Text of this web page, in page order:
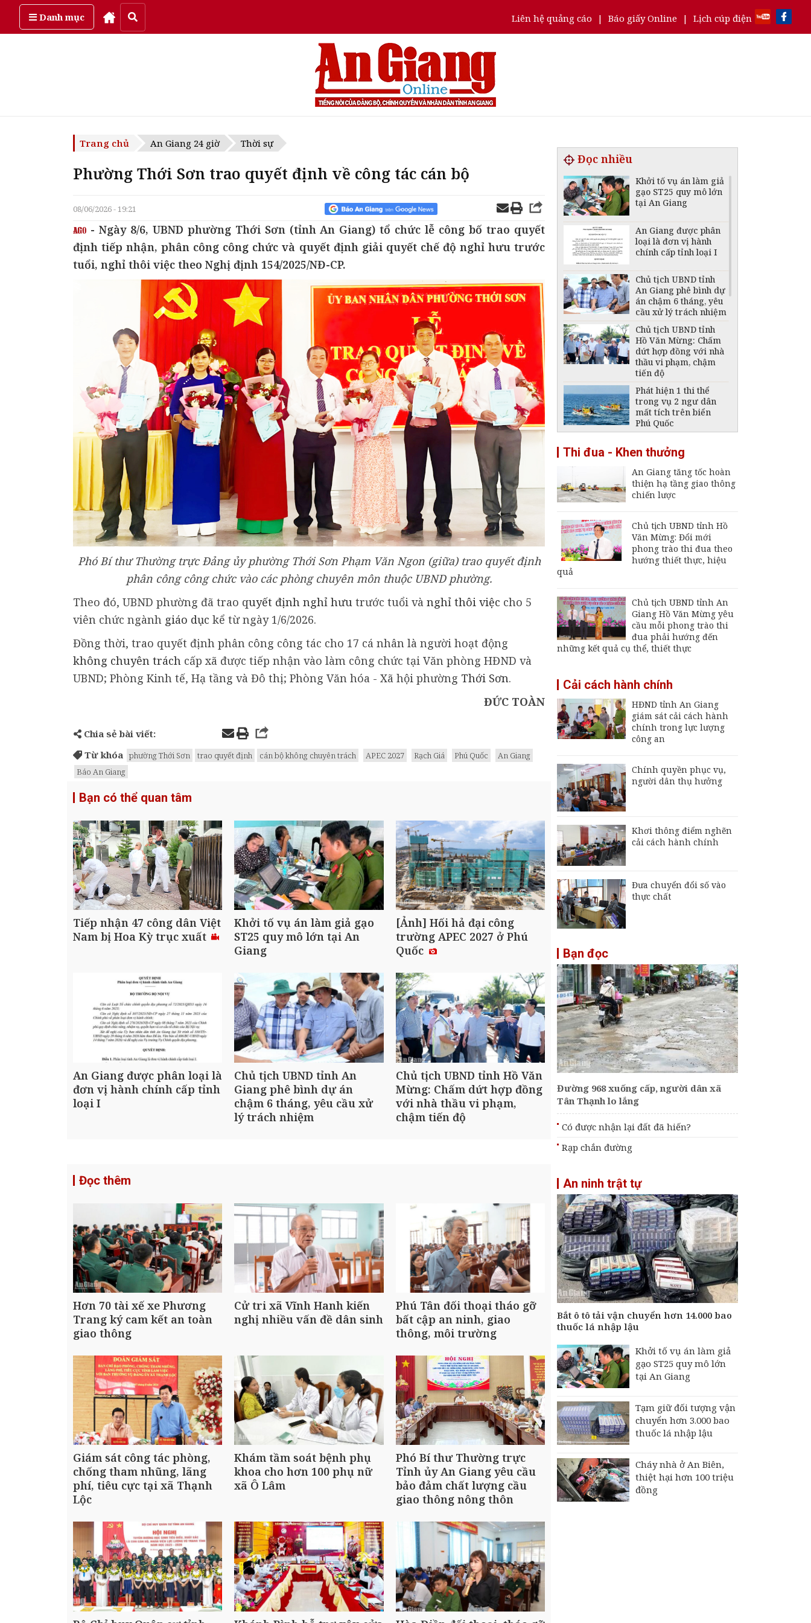
Danh mục Liên hệ quảng cáo | Báo giấy Online | Lịch cúp điện
Thứ sáu, ngày 7/08/2026
Trang chủ An Giang 24 giờ Thời sự
Phường Thới Sơn trao quyết định về công tác cán bộ
08/06/2026 - 19:21
- Ngày 8/6, UBND phường Thới Sơn (tỉnh An Giang) tổ chức lễ công bố trao quyết
định tiếp nhận, phân công công chức và quyết định giải quyết chế độ nghỉ hưu trước
tuổi, nghỉ thôi việc theo Nghị định 154/2025/NĐ-CP.
Phó Bí thư Thường trực Đảng ủy phường Thới Sơn Phạm Văn Ngon (giữa) trao quyết định
phân công công chức vào các phòng chuyên môn thuộc UBND phường.
Theo đó, UBND phường đã trao quyết định nghỉ hưu trước tuổi và nghỉ thôi việc cho 5
viên chức ngành giáo dục kể từ ngày 1/6/2026.
Đồng thời, trao quyết định phân công công tác cho 17 cá nhân là người hoạt động
không chuyên trách cấp xã được tiếp nhận vào làm công chức tại Văn phòng HĐND và
UBND; Phòng Kinh tế, Hạ tầng và Đô thị; Phòng Văn hóa - Xã hội phường Thới Sơn.
ĐỨC TOÀN
Chia sẻ bài viết:
Từ khóa
phường Thới Sơn trao quyết định cán bộ không chuyên trách APEC 2027 Rạch Giá Phú Quốc
An Giang
Báo An Giang
Bạn có thể quan tâm
Tiếp nhận 47 công dân Việt
Nam bị Hoa Kỳ trục xuất
Khởi tố vụ án làm giả gạo
ST25 quy mô lớn tại An
Giang
[Ảnh] Hối hả đại công
trường APEC 2027 ở Phú
Quốc
An Giang được phân loại là
đơn vị hành chính cấp tỉnh
loại I
Chủ tịch UBND tỉnh An
Giang phê bình dự án
chậm 6 tháng, yêu cầu xử
lý trách nhiệm
Chủ tịch UBND tỉnh Hồ Văn
Mừng: Chấm dứt hợp đồng
với nhà thầu vi phạm,
chậm tiến độ
Đọc thêm
Hơn 70 tài xế xe Phương
Trang ký cam kết an toàn
giao thông
Cử tri xã Vĩnh Hanh kiến
nghị nhiều vấn đề dân sinh
Phú Tân đối thoại tháo gỡ
bất cập an ninh, giao
thông, môi trường
Giám sát công tác phòng,
chống tham nhũng, lãng
phí, tiêu cực tại xã Thạnh
Lộc
Khám tầm soát bệnh phụ
khoa cho hơn 100 phụ nữ
xã Ô Lâm
Phó Bí thư Thường trực
Tỉnh ủy An Giang yêu cầu
bảo đảm chất lượng cầu
giao thông nông thôn
Đọc nhiều
Khởi tố vụ án làm giả
gạo ST25 quy mô lớn
tại An Giang
An Giang được phân
loại là đơn vị hành
chính cấp tỉnh loại I
Chủ tịch UBND tỉnh
An Giang phê bình dự
án chậm 6 tháng, yêu
cầu xử lý trách nhiệm
Chủ tịch UBND tỉnh
Hồ Văn Mừng: Chấm
dứt hợp đồng với nhà
thầu vi phạm, chậm
tiến độ
Phát hiện 1 thi thể
trong vụ 2 ngư dân
mất tích trên biển
Phú Quốc
giảm mức cung cấp
điện trên địa bàn tỉnh
An Giang ngày 6 -
7/8/2026
Đại tá Nguyễn Việt
Chính ủy Bộ Chỉ huy
Quân sự tỉnh An
Giang
Khai mạc Ngày hội
Đội K92 quy tập thêm
8 hài cốt liệt sĩ tại An
Giang
sớm đưa cảng biển
lại
Thi đua - Khen thưởng
An Giang tăng tốc hoàn
thiện hạ tầng giao thông
chiến lược
Chủ tịch UBND tỉnh Hồ
Văn Mừng: Đổi mới
phong trào thi đua theo
hướng thiết thực, hiệu
quả
Chủ tịch UBND tỉnh An
Giang Hồ Văn Mừng yêu
cầu mỗi phong trào thi
đua phải hướng đến
những kết quả cụ thể, thiết thực
Cải cách hành chính
HĐND tỉnh An Giang
giám sát cải cách hành
chính trong lực lượng
công an
Chính quyền phục vụ,
người dân thụ hưởng
Khơi thông điểm nghẽn
cải cách hành chính
Đưa chuyển đổi số vào
thực chất
Bạn đọc
Đường 968 xuống cấp, người dân xã
Tân Thạnh lo lắng
Có được nhận lại đất đã hiến?
Rạp chắn đường
An ninh trật tự
Bắt ô tô tải vận chuyển hơn 14.000 bao
thuốc lá nhập lậu
Khởi tố vụ án làm giả
gạo ST25 quy mô lớn
tại An Giang
Tạm giữ đối tượng vận
chuyển hơn 3.000 bao
thuốc lá nhập lậu
Cháy nhà ở An Biên,
thiệt hại hơn 100 triệu
đồng